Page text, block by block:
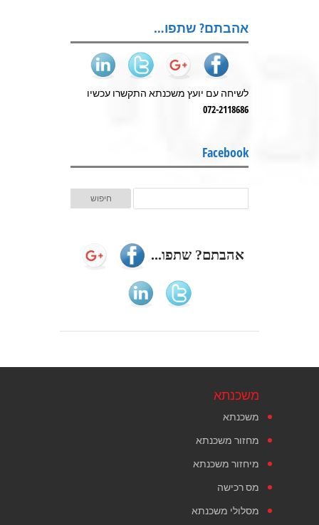
אהבתם? שתפו…
לשיחה עם יועץ משכנתא התקשרו עכשיו
072-2118686
Facebook
אהבתם? שתפו...
משכנתא
משכנתא
מחזור משכנתא
מיחזור משכנתא
מס רכישה
מסלולי משכנתא